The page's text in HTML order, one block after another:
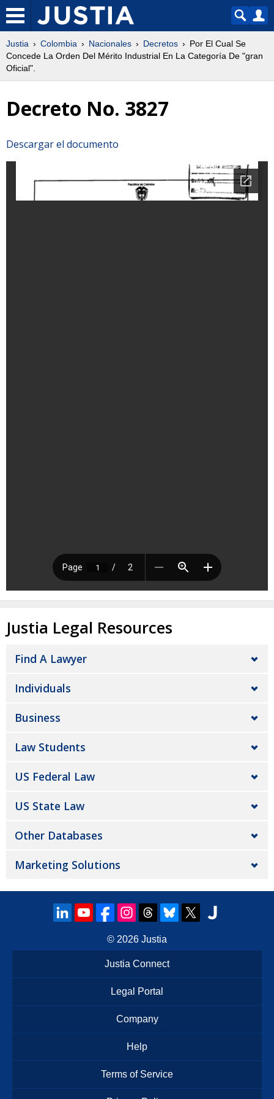
Justia Colombia Nacionales Decretos
Por El Cual Se
Concede La Orden Del Mérito Industrial En La Categoría De "gran
Oficial".
Decreto No. 3827
Descargar el documento
Justia Legal Resources
Find A Lawyer
Individuals
Business
Law Students
US Federal Law
US State Law
Other Databases
Marketing Solutions
© 2026 Justia
Justia Connect
Legal Portal
Company
Help
Terms of Service